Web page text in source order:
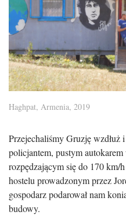
Haghpat, Armenia, 2019
Przejechaliśmy Gruzję wzdłuż
policjantem, pustym
rozpędzającym się do 170 km/
hostelu prowadzonym przez
gospodarz podarował nam
budowy.